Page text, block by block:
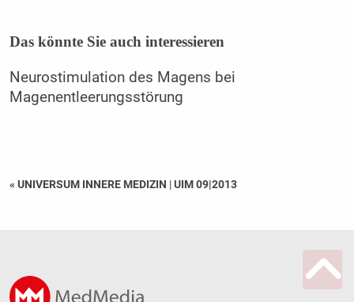
Das könnte Sie auch interessieren
Neurostimulation des Magens bei
Magenentleerungsstörung
« UNIVERSUM INNERE MEDIZIN |UIM 09|2013